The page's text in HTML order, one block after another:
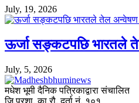
July, 19, 2026
ऊर्जा सङ्कटपछि भारतले
July, 5, 2026
मधेश भूमी दैनिक पत्रिकाद्वारा संचालित
जि.प्रशा. का.रौ. दर्ता नं. १०१